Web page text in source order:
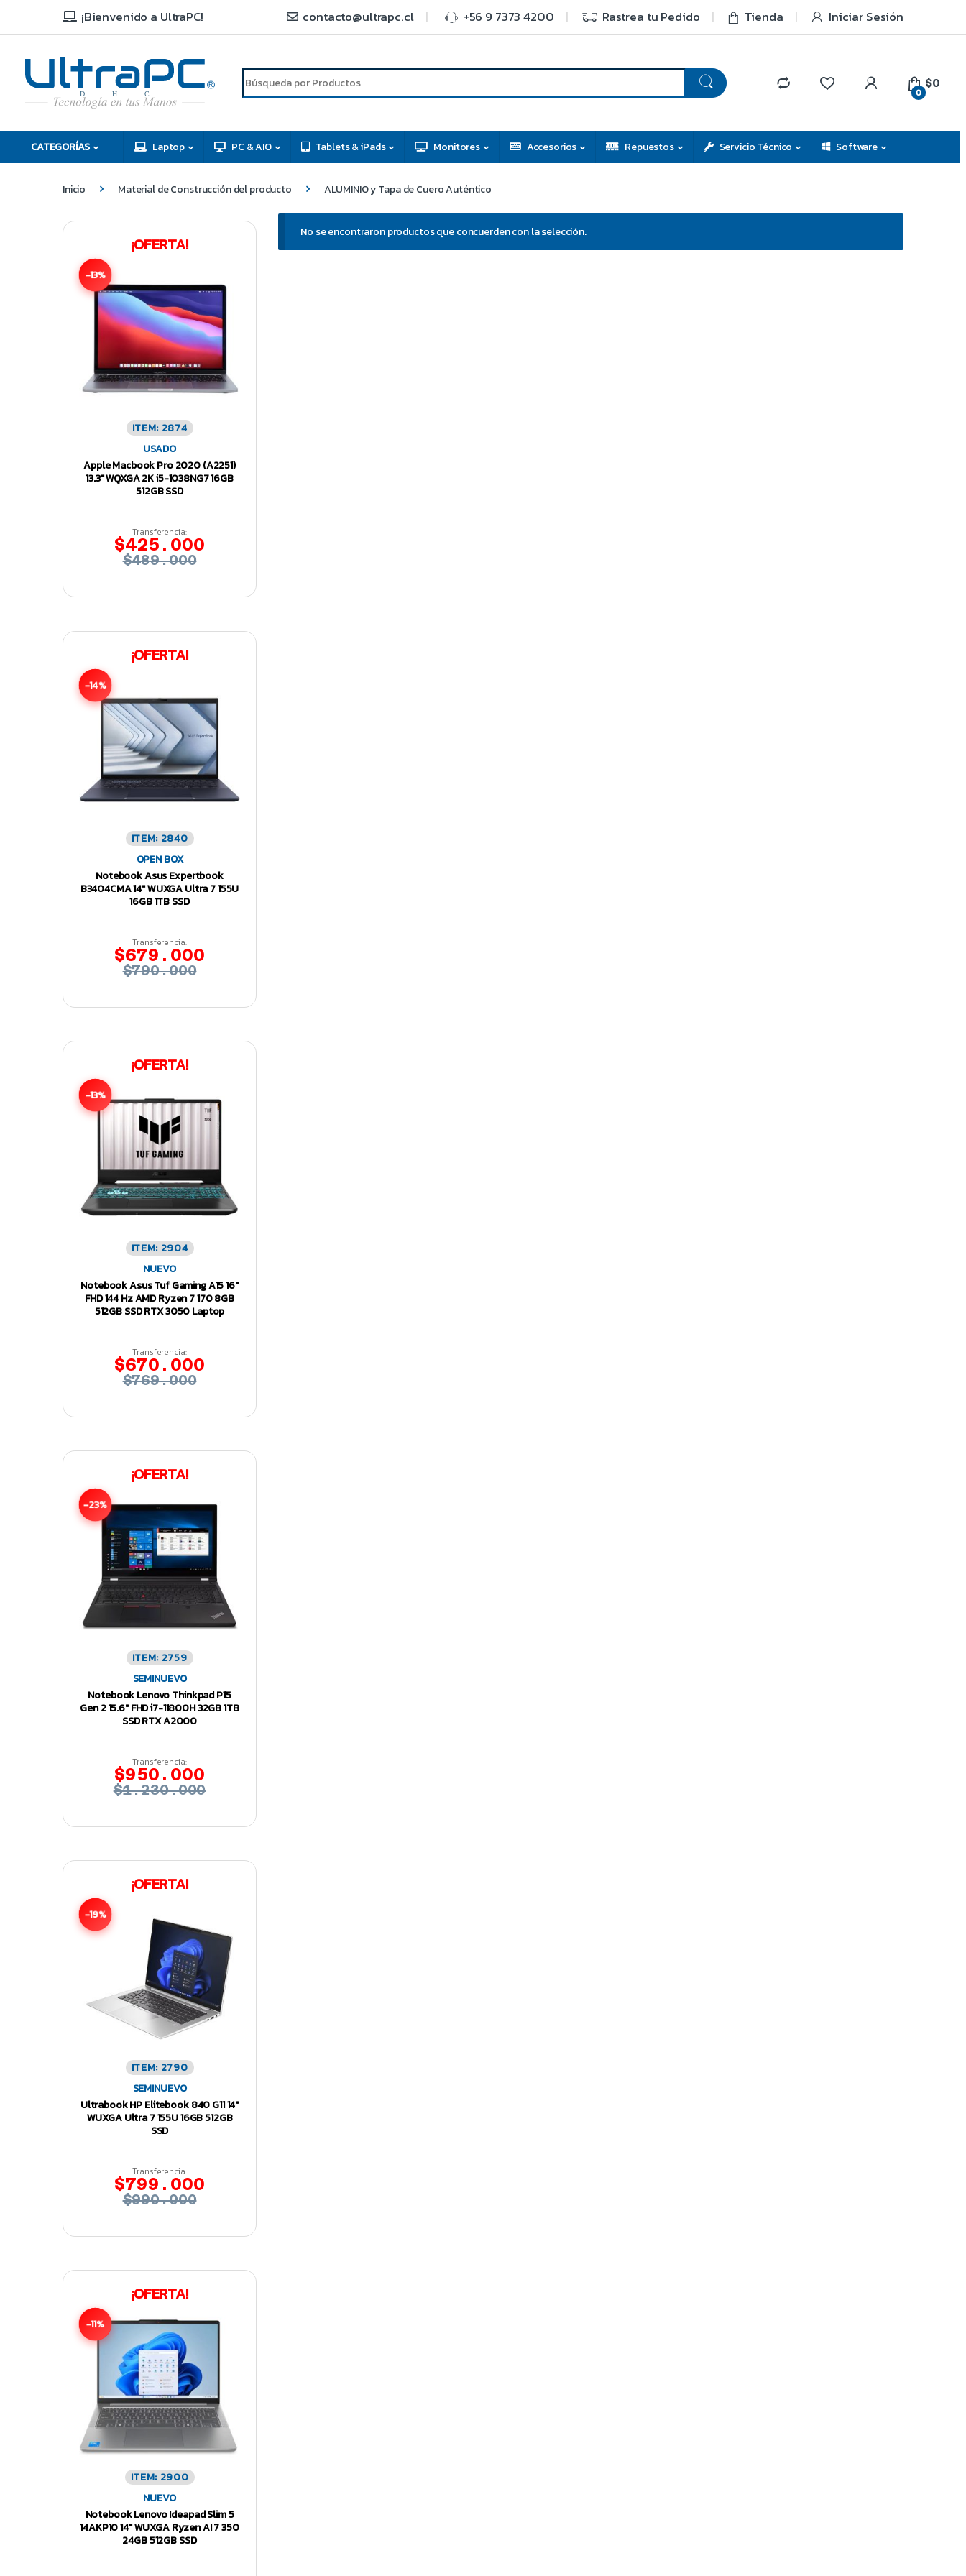
¡Bienvenido a UltraPC! contacto@ultrapc.cl +56 9 7373 4200 Rastrea tu Pedido Tienda Iniciar Sesión
C
H
D
R
0
$0
CATEGORÍAS Laptop PC & AIO Tablets & iPads Monitores Accesorios Repuestos Servicio Técnico Software
Inicio Material de Construcción del producto ALUMINIO y Tapa de Cuero Auténtico
No se encontraron productos que concuerden con la selección.
¡OFERTA!
-13%
ITEM: 2874
USADO
Apple Macbook Pro 2020 (A2251)
13.3″ WQXGA 2K i5-1038NG7 16GB
512GB SSD
Transferencia:
$425.000
$489.000
¡OFERTA!
-14%
ITEM: 2840
OPEN BOX
Notebook Asus Expertbook
B3404CMA 14″ WUXGA Ultra 7 155U
16GB 1TB SSD
Transferencia:
$679.000
$790.000
¡OFERTA!
-13%
ITEM: 2904
NUEVO
Notebook Asus Tuf Gaming A15 16″
FHD 144 Hz AMD Ryzen 7 170 8GB
512GB SSD RTX 3050 Laptop
Transferencia:
$670.000
$769.000
¡OFERTA!
-23%
ITEM: 2759
SEMINUEVO
Notebook Lenovo Thinkpad P15
Gen 2 15.6″ FHD i7-11800H 32GB 1TB
SSD RTX A2000
Transferencia:
$950.000
$1.230.000
¡OFERTA!
-19%
ITEM: 2790
SEMINUEVO
Ultrabook HP Elitebook 840 G11 14″
WUXGA Ultra 7 155U 16GB 512GB
SSD
Transferencia:
$799.000
$990.000
¡OFERTA!
-11%
ITEM: 2900
NUEVO
Notebook Lenovo Ideapad Slim 5
14AKP10 14″ WUXGA Ryzen AI 7 350
24GB 512GB SSD